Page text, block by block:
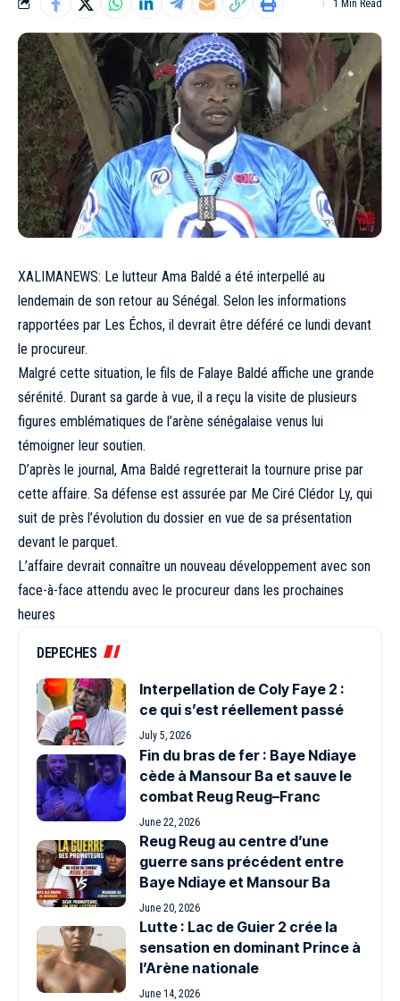
1 Min Read
XALIMANEWS: Le lutteur Ama Baldé a été interpellé au
lendemain de son retour au Sénégal. Selon les informations
rapportées par Les Échos, il devrait être déféré ce lundi devant
le procureur.
Malgré cette situation, le fils de Falaye Baldé affiche une grande
sérénité. Durant sa garde à vue, il a reçu la visite de plusieurs
figures emblématiques de l’arène sénégalaise venus lui
témoigner leur soutien.
D’après le journal, Ama Baldé regretterait la tournure prise par
cette affaire. Sa défense est assurée par Me Ciré Clédor Ly, qui
suit de près l’évolution du dossier en vue de sa présentation
devant le parquet.
L’affaire devrait connaître un nouveau développement avec son
face-à-face attendu avec le procureur dans les prochaines
heures
DEPECHES
Interpellation de Coly Faye 2 :
ce qui s’est réellement passé
July 5, 2026
Fin du bras de fer : Baye Ndiaye
cède à Mansour Ba et sauve le
combat Reug Reug–Franc
June 22, 2026
Reug Reug au centre d’une
guerre sans précédent entre
Baye Ndiaye et Mansour Ba
June 20, 2026
Lutte : Lac de Guier 2 crée la
sensation en dominant Prince à
l’Arène nationale
June 14, 2026